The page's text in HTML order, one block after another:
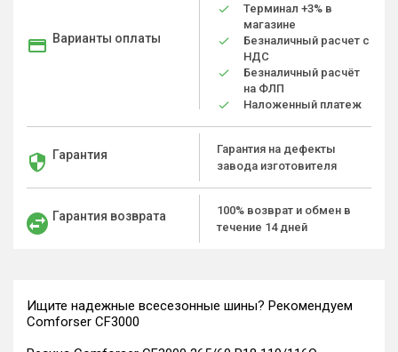
Варианты оплаты
Терминал +3% в
магазине
Безналичный расчет с
НДС
Безналичный расчёт
на ФЛП
Наложенный платеж
Гарантия
Гарантия на дефекты
завода изготовителя
Гарантия возврата
100% возврат и обмен в
течение 14 дней
Ищите надежные всесезонные шины? Рекомендуем
Comforser CF3000